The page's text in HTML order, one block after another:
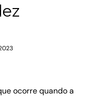
ocorre quando a